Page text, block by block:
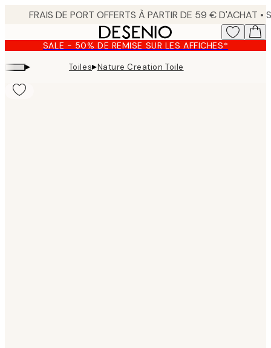
content.SALE - 50% DE REMISE SUR LES AFFICHES*
▸ Toiles▸Nature Creation Toile